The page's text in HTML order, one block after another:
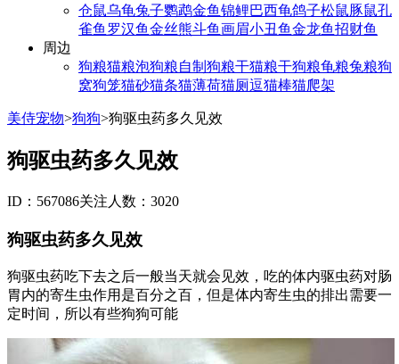
仓鼠乌龟兔子鹦鹉金鱼锦鲤巴西龟鸽子松鼠豚鼠孔
雀鱼 罗汉鱼金丝熊斗鱼画眉小丑鱼金龙鱼招财鱼
周边
狗粮猫粮泡狗粮自制狗粮干猫粮干狗粮龟粮兔粮狗
窝狗笼猫砂猫条猫薄荷猫厕逗猫棒猫爬架
美侍宠物>狗狗>狗驱虫药多久见效
狗驱虫药多久见效
ID：567086关注人数：3020
狗驱虫药多久见效
狗驱虫药吃下去之后一般当天就会见效，吃的体内驱虫药对肠
胃内的寄生虫作用是百分之百，但是体内寄生虫的排出需要一
定时间，所以有些狗狗可能